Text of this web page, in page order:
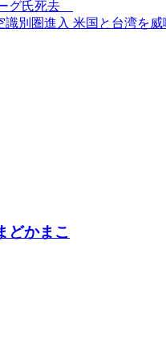
グ氏死去
識別圏進入 米国と台湾を威
どかまこ